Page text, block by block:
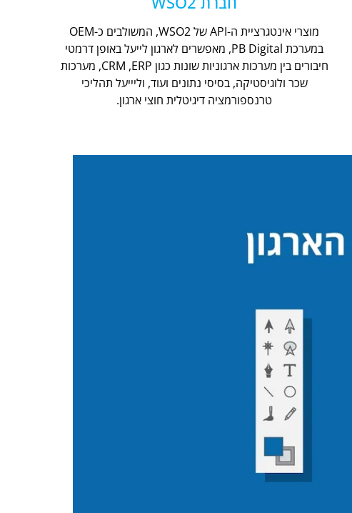
מוצרי אינטגרציית ה-API של WSO2, המשולבים כ-OEM
במערכת PB Digital, מאפשרים לארגון לייעל באופן דרמטי
חיבורים בין מערכות ארגוניות שונות כגון CRM ,ERP, מערכות
שכר ולוגיסטיקה, בסיסי נתונים ועוד, וליייעל תהליכי
טרנספורמציה דיגיטלית חוצי ארגון.